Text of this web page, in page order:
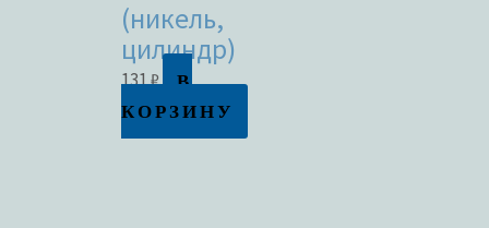
(никель,
цилиндр)
131₽
В
КОРЗИНУ